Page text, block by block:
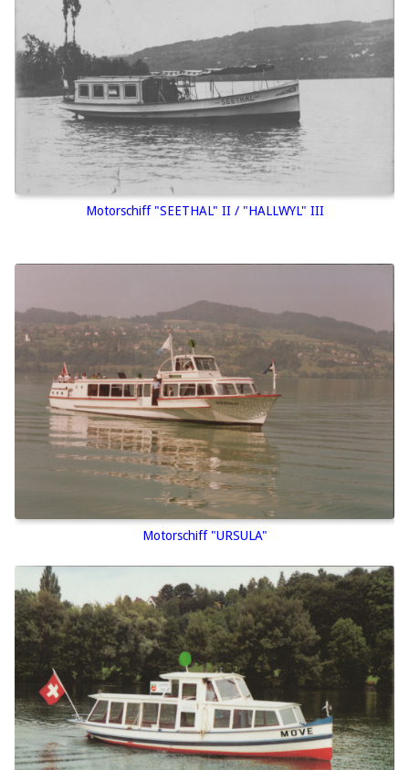
Motorschiff "SEETHAL" II / "HALLWYL" III
Motorschiff "URSULA"